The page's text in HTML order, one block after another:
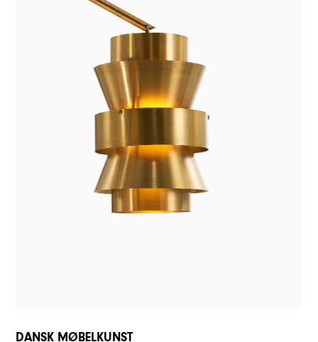
DANSK MØBELKUNST